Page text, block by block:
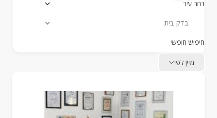
בית
חופשי